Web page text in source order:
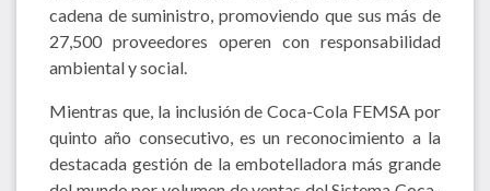
cadena de suministro, promoviendo que sus más de
27,500 proveedores operen con responsabilidad
ambiental y social.
Mientras que, la inclusión de Coca-Cola FEMSA por
quinto año consecutivo, es un reconocimiento a la
destacada gestión de la embotelladora más grande